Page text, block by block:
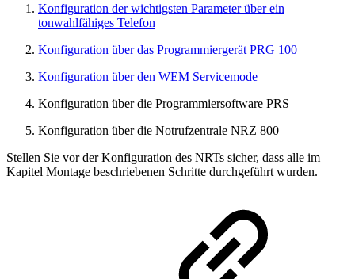
Konfiguration der wichtigsten Parameter über ein
tonwahlfähiges Telefon
Konfiguration über das Programmiergerät PRG 100
Konfiguration über den WEM Servicemode
Konfiguration über die Programmiersoftware PRS
Konfiguration über die Notrufzentrale NRZ 800
Stellen Sie vor der Konfiguration des NRTs sicher, dass alle im
Kapitel Montage beschriebenen Schritte durchgeführt wurden.